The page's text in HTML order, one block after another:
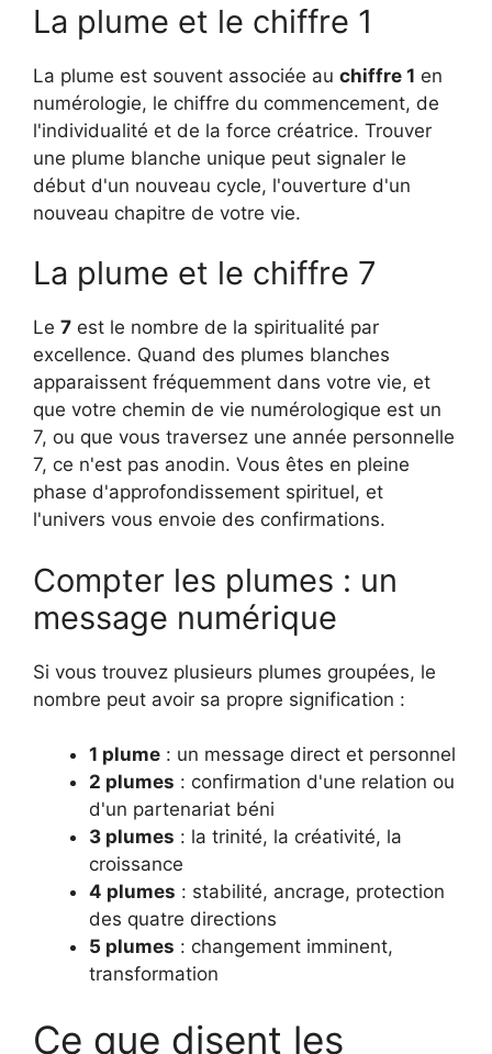
La plume et le chiffre 1
La plume est souvent associée au chiffre 1 en
numérologie, le chiffre du commencement, de
l'individualité et de la force créatrice. Trouver
une plume blanche unique peut signaler le
début d'un nouveau cycle, l'ouverture d'un
nouveau chapitre de votre vie.
La plume et le chiffre 7
Le 7 est le nombre de la spiritualité par
excellence. Quand des plumes blanches
apparaissent fréquemment dans votre vie, et
que votre chemin de vie numérologique est un
7, ou que vous traversez une année personnelle
7, ce n'est pas anodin. Vous êtes en pleine
phase d'approfondissement spirituel, et
l'univers vous envoie des confirmations.
Compter les plumes : un
message numérique
Si vous trouvez plusieurs plumes groupées, le
nombre peut avoir sa propre signification :
1 plume : un message direct et personnel
2 plumes : confirmation d'une relation ou
d'un partenariat béni
3 plumes : la trinité, la créativité, la
croissance
4 plumes : stabilité, ancrage, protection
des quatre directions
5 plumes : changement imminent,
transformation
Ce que disent les